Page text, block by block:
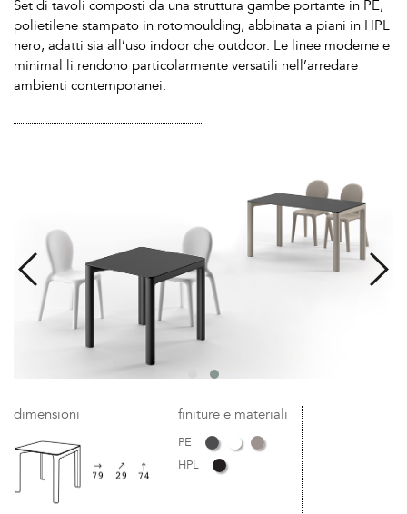
dimensioni finiture e materiali
PE
HPL
Set di tavoli composti da una struttura gambe portante in PE,
polietilene stampato in rotomoulding, abbinata a piani in HPL
nero, adatti sia all’uso indoor che outdoor. Le linee moderne e
minimal li rendono particolarmente versatili nell’arredare
ambienti contemporanei.